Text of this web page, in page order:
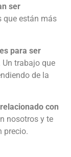
ser
que están más
para ser
Un trabajo que
de la
relacionado con
nosotros y te
precio.